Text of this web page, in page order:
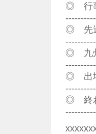
◎ 行
◎ 先
◎ 九
◎ 出場
◎ 終